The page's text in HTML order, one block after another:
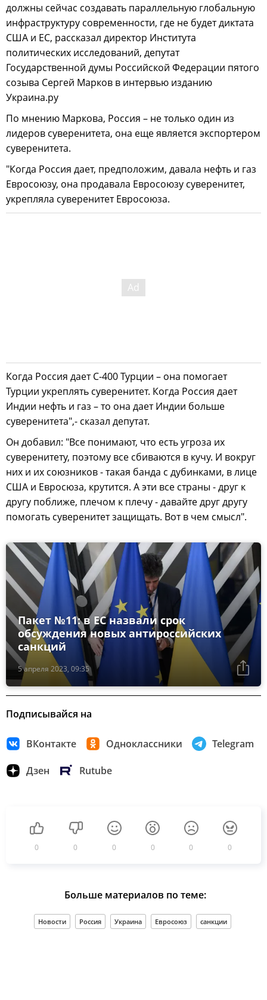
должны сейчас создавать параллельную глобальную
инфраструктуру современности, где не будет диктата
США и ЕС, рассказал директор Института
политических исследований, депутат
Государственной думы Российской Федерации пятого
созыва Сергей Марков в интервью изданию
Украина.ру
По мнению Маркова, Россия – не только один из
лидеров суверенитета, она еще является экспортером
суверенитета.
"Когда Россия дает, предположим, давала нефть и газ
Евросоюзу, она продавала Евросоюзу суверенитет,
укрепляла суверенитет Евросоюза.
Когда Россия дает С-400 Турции – она помогает
Турции укреплять суверенитет. Когда Россия дает
Индии нефть и газ – то она дает Индии больше
суверенитета",- сказал депутат.
Он добавил: "Все понимают, что есть угроза их
суверенитету, поэтому все сбиваются в кучу. И вокруг
них и их союзников - такая банда с дубинками, в лице
США и Евросюза, крутится. А эти все страны - друг к
другу поближе, плечом к плечу - давайте друг другу
помогать суверенитет защищать. Вот в чем смысл".
5 апреля 2023, 09:35
Пакет №11: в ЕС назвали срок
обсуждения новых антироссийских
санкций
Подписывайся на
ВКонтакте Одноклассники Telegram
Дзен Rutube
0 0 0 0 0 0
Больше материалов по теме:
Новости Россия Украина Евросоюз санкции